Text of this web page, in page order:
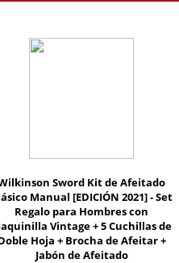
Sword Kit de Afeitado
Manual [EDICIÓN 2021] - Set
Regalo para Hombres con
Vintage + 5 Cuchillas de
Hoja + Brocha de Afeitar +
Jabón de Afeitado